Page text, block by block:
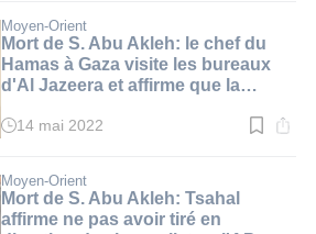
:
8
min.
Moyen-Orient
Mort de S. Abu Akleh: le chef du
Hamas à Gaza visite les bureaux
d'Al Jazeera et affirme que la
reprises"
Temps
:
2
min.
14 mai 2022
Moyen-Orient
Mort de S. Abu Akleh: Tsahal
affirme ne pas avoir tiré en